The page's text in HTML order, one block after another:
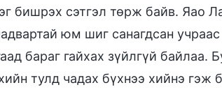
бишрэх сэтгэл төрж байв. Яао
юм шиг санагдсан
бараг гайхах зүйлгүй байлаа.
тулд чадах бүхнээ хийнэ гэж